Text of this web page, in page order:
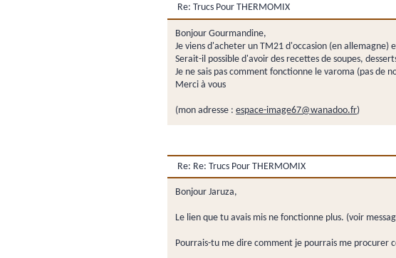
Re: Trucs Pour THERMOMIX
Bonjour Gourmandine,
Je viens d'acheter un TM21 d'occasion (en allemagne)
Serait-il possible d'avoir des recettes de soupes,
Je ne sais pas comment fonctionne le varoma (pas de
Merci à vous
(mon adresse :espace-image67@wanadoo.fr)
Re: Re: Trucs Pour THERMOMIX
Bonjour Jaruza,
Le lien que tu avais mis ne fonctionne plus. (voir
Pourrais-tu me dire comment je pourrais me procurer